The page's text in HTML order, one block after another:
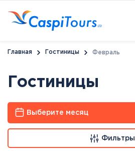
Главная Гостиницы Февраль
Гостиницы
Выберите месяц
Фильтры